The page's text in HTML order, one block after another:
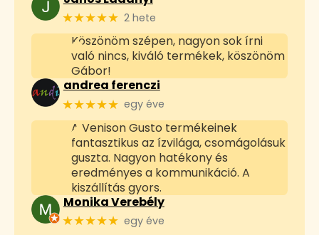
★★★★★ 2 hete
Köszönöm szépen, nagyon sok írni
való nincs, kiváló termékek, köszönöm
Gábor!
andrea ferenczi
★★★★★ egy éve
A Venison Gusto termékeinek
fantasztikus az ízvilága, csomágolásuk
guszta. Nagyon hatékony és
eredményes a kommunikáció. A
kiszállítás gyors.
Monika Verebély
★★★★★ egy éve